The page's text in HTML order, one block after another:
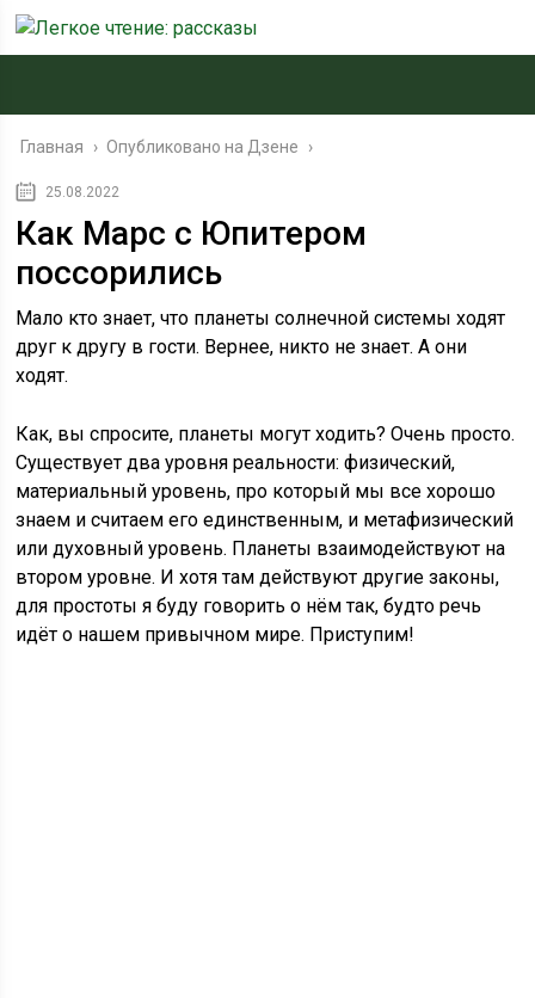
Главная › Опубликовано на Дзене ›
25.08.2022
Как Марс с Юпитером
поссорились
Мало кто знает, что планеты солнечной системы ходят
друг к другу в гости. Вернее, никто не знает. А они
ходят.
Как, вы спросите, планеты могут ходить? Очень просто.
Существует два уровня реальности: физический,
материальный уровень, про который мы все хорошо
знаем и считаем его единственным, и метафизический
или духовный уровень. Планеты взаимодействуют на
втором уровне. И хотя там действуют другие законы,
для простоты я буду говорить о нём так, будто речь
идёт о нашем привычном мире. Приступим!